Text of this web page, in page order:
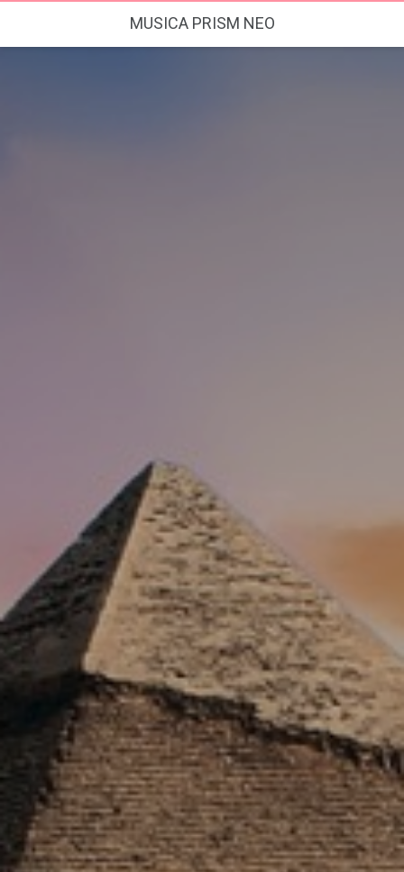
MUSICA PRISM NEO